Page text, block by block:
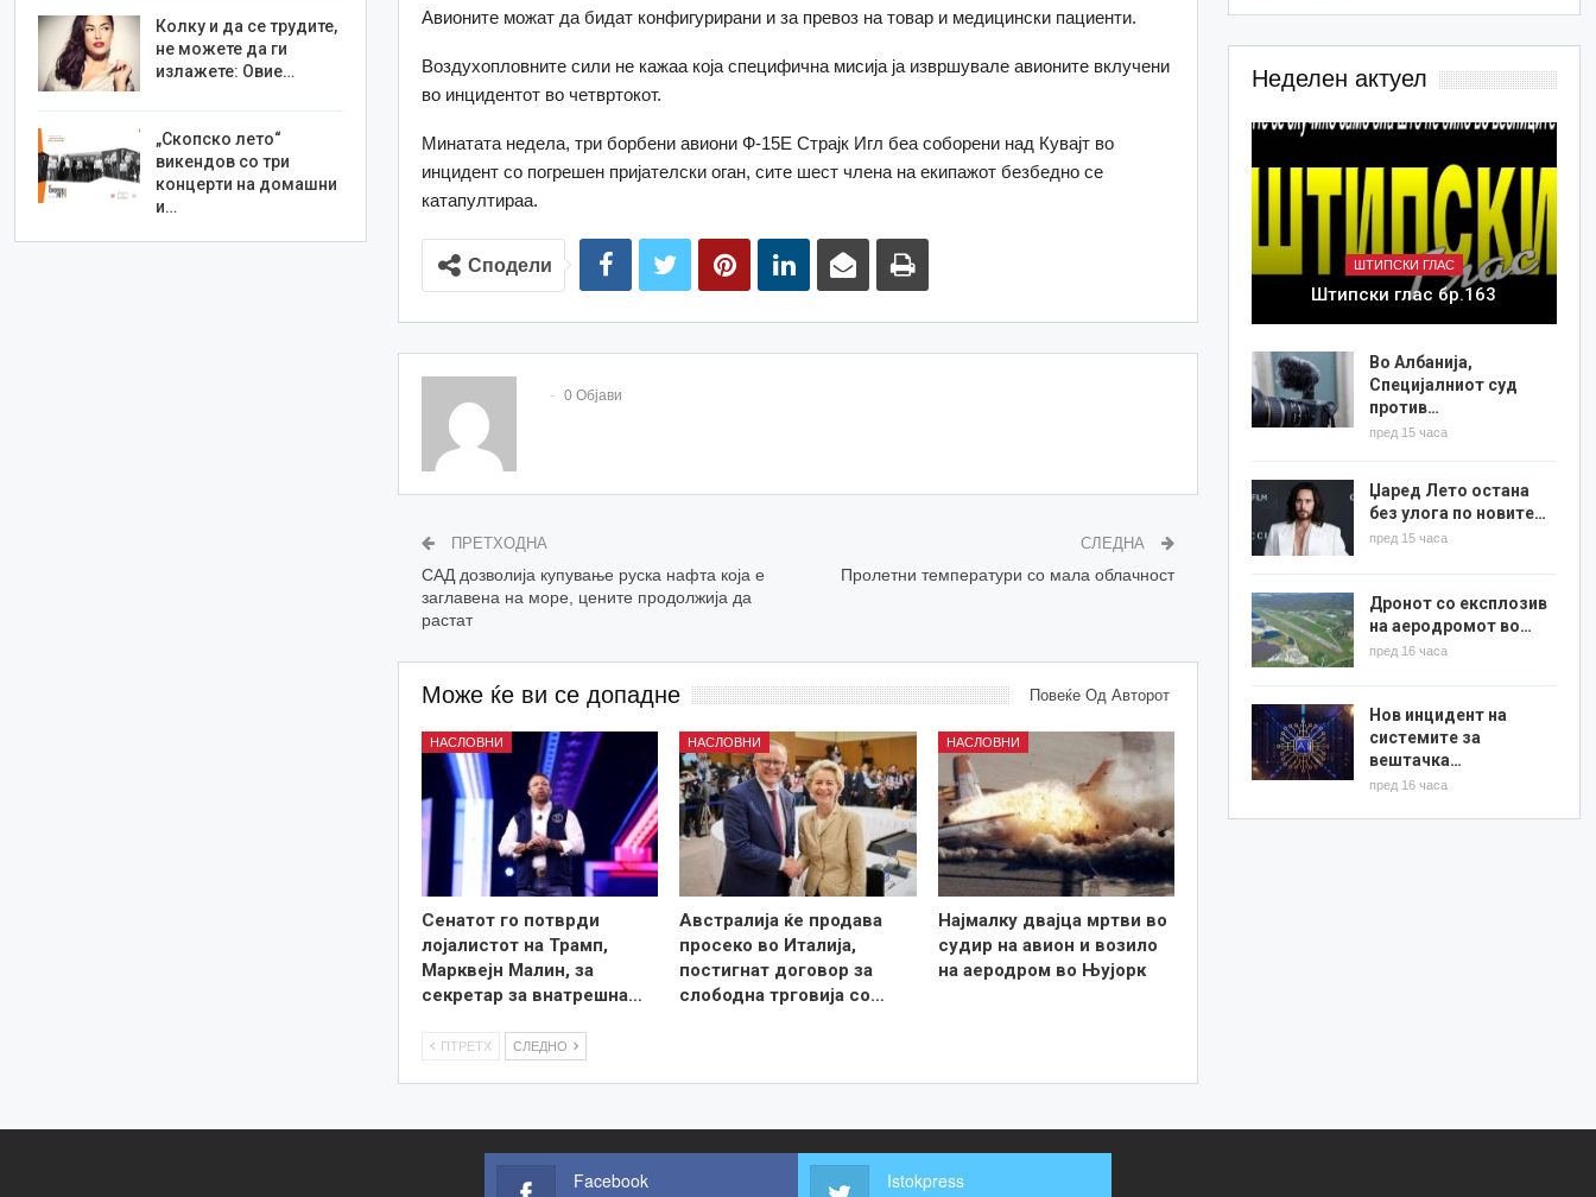
Авионите можат да бидат конфигурирани и за превоз на товар и медицински пациенти.
Воздухопловните сили не кажаа која специфична мисија ја извршувале авионите вклучени
во инцидентот во четвртокот.
Минатата недела, три борбени авиони Ф-15Е Страјк Игл беа соборени над Кувајт во
инцидент со погрешен пријателски оган, сите шест члена на екипажот безбедно се
катапултираа.
Сподели
0 Објави
ПРЕТХОДНА
САД дозволија купување руска нафта која е
заглавена на море, цените продолжија да
растат
СЛЕДНА
Пролетни температури со мала облачност
Може ќе ви се допадне Повеќе Од Авторот
НАСЛОВНИ
Сенатот го потврди
лојалистот на Трамп,
Марквејн Малин, за
секретар за внатрешна…
НАСЛОВНИ
Австралија ќе продава
просеко во Италија,
постигнат договор за
слободна трговија со…
НАСЛОВНИ
Најмалку двајца мртви во
судир на авион и возило
на аеродром во Њујорк
ПТРЕТХ СЛЕДНО
Неделен актуел
ШТИПСКИ ГЛАС
Штипски глас бр.163
Во Албанија,
Специјалниот суд
против…
пред 15 часа
Џаред Лето остана
без улога по новите…
пред 15 часа
Дронот со експлозив
на аеродромот во…
пред 16 часа
Нов инцидент на
системите за
вештачка…
пред 16 часа
Колку и да се трудите,
не можете да ги
излажете: Овие…
„Скопско лето“
викендов со три
концерти на домашни
и…
Facebook Istokpress